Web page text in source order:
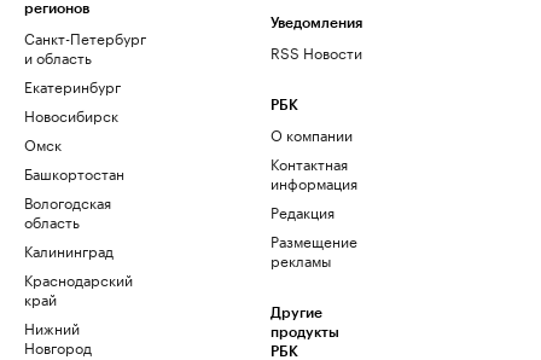
регионов
Санкт-Петербург
и область
Екатеринбург
Новосибирск
Омск
Башкортостан
Вологодская
область
Калининград
Краснодарский
край
Нижний
Новгород
Уведомления
RSS Новости
РБК
О компании
Контактная
информация
Редакция
Размещение
рекламы
Другие
продукты
РБК